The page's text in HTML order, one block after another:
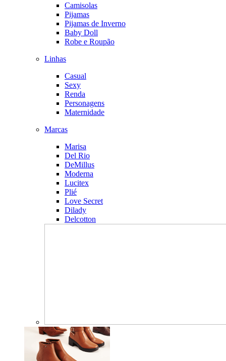
Camisolas
Pijamas
Pijamas de Inverno
Baby Doll
Robe e Roupão
Linhas
Casual
Sexy
Renda
Personagens
Maternidade
Marcas
Marisa
Del Rio
DeMillus
Moderna
Lucitex
Plié
Love Secret
Dilady
Delcotton